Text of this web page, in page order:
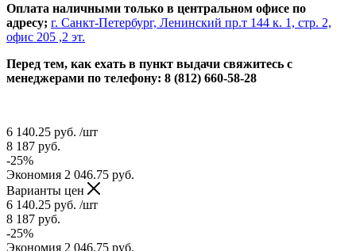
Оплата наличными только в центральном офисе по
адресу; г. Санкт-Петербург, Ленинский пр.т 144 к. 1, стр. 2,
офис 205 ,2 эт.
Перед тем, как ехать в пункт выдачи свяжитесь с
менеджерами по телефону: 8 (812) 660-58-28
6 140.25 руб. /шт
8 187 руб.
-25%
Экономия 2 046.75 руб.
Варианты цен
6 140.25 руб. /шт
8 187 руб.
-25%
Экономия 2 046.75 руб.